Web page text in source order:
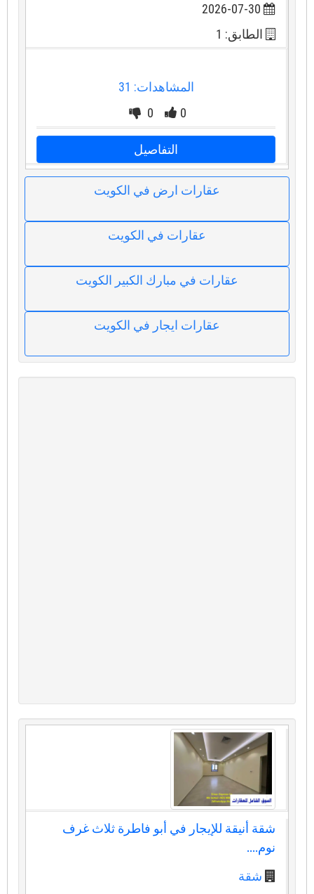
2026-07-30
الطابق: 1
المشاهدات: 31
0
0
التفاصيل
عقارات ارض في الكويت
عقارات في الكويت
عقارات في مبارك الكبير الكويت
عقارات ايجار في الكويت
شقة أنيقة للإيجار في أبو فاطرة ثلاث غرف
نوم....
شقة